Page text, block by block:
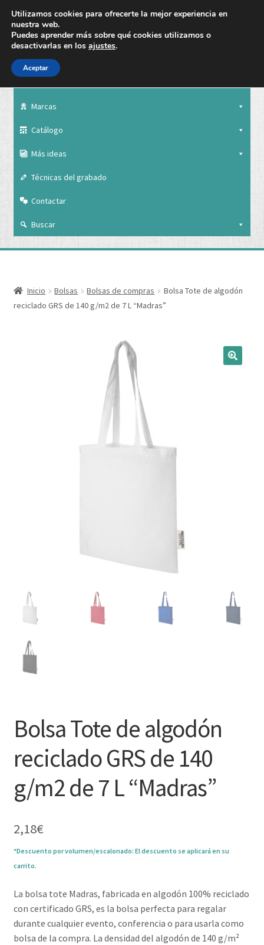
Marcas
Catálogo
Más ideas
Técnicas del grabado
Contactar
Buscar
Nuestra empresa
el
hijo
Inicio Bolsas Bolsas de compras
Bolsa Tote de algodón
reciclado GRS de 140 g/m2 de 7 L “Madras”
Bolsa Tote de algodón
reciclado GRS de 140
g/m2 de 7 L “Madras”
2,18€
*Descuento por volumen/escalonado: El descuento se aplicará en su
carrito.
La bolsa tote Madras, fabricada en algodón 100% reciclado
con certificado GRS, es la bolsa perfecta para regalar
durante cualquier evento, conferencia o para usarla como
bolsa de la compra. La densidad del algodón de 140 g/m²
Utilizamos cookies para ofrecerte la mejor experiencia en
nuestra web.
Puedes aprender más sobre qué cookies utilizamos o
desactivarlas en los ajustes.
Aceptar